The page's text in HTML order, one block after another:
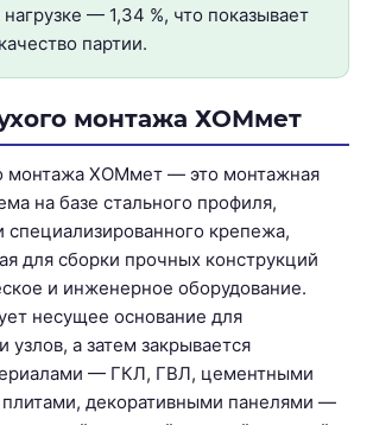
— 1,34 %, что показывает
партии.
монтажа ХОМмет
монтажа ХОМмет — это монтажная
на базе стального профиля,
специализированного крепежа,
для сборки прочных конструкций
и инженерное оборудование.
несущее основание для
узлов, а затем закрывается
— ГКЛ, ГВЛ, цементными
декоративными панелями —